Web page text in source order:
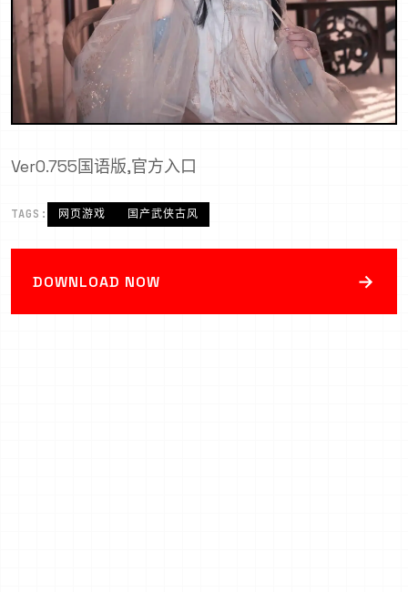
Ver0.755国语版,官方入口
TAGS: 网页游戏 国产武侠古风
DOWNLOAD NOW →